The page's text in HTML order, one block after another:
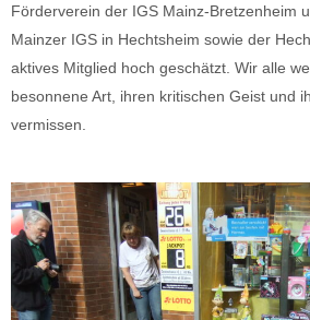
Förderverein der IGS Mainz-Bretzenheim
Mainzer IGS in Hechtsheim sowie der
aktives Mitglied hoch geschätzt. Wir alle
besonnene Art, ihren kritischen Geist und
vermissen.